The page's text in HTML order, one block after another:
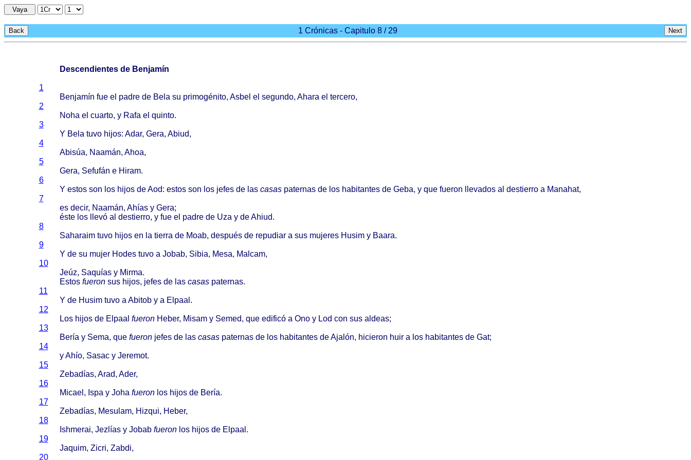
Vaya
Back 1 Crónicas - Capitulo 8 / 29 Next
Descendientes de Benjamín
1
Benjamín fue el padrede Bela su primogénito, Asbel el segundo, Ahara el tercero,
2
Noha el cuarto, y Rafa el quinto.
3
Y Bela tuvo hijos: Adar, Gera, Abiud,
4
Abisúa, Naamán, Ahoa,
5
Gera, Sefufán e Hiram.
6
Y estosson los hijosde Aod: estosson los jefesde las casas paternasde los habitantesde Geba, y que fueron llevadosal destierroa Manahat,
7
es decir, Naamán, Ahíasy Gera;
éstelos llevóal destierro, y fue el padrede Uza y deAhiud.
8
Saharaim tuvo hijosen la tierra de Moab, despuésde repudiara sus mujeres Husimy Baara.
9
Y de su mujer Hodes tuvoa Jobab, Sibia, Mesa, Malcam,
10
Jeúz, Saquíasy Mirma.
Estos fueronsus hijos, jefesde las casas paternas.
11
Y de Husim tuvoa Abitoby a Elpaal .
12
Los hijosde Elpaal fueron Heber, Misamy Semed, que edificóa Ono y Lod con sus aldeas;
13
Bería y Sema, que fueron jefesde las casas paternasde los habitantesdeAjalón, hicieron huira los habitantesde Gat;
14
yAhío, Sasacy Jeremot.
15
Zebadías, Arad, Ader,
16
Micael , Ispa y Joha fueronlos hijosde Bería.
17
Zebadías, Mesulam, Hizqui, Heber,
18
Ishmerai, Jezlíasy Jobab fueronlos hijosde Elpaal .
19
Jaquim, Zicri, Zabdi,
20